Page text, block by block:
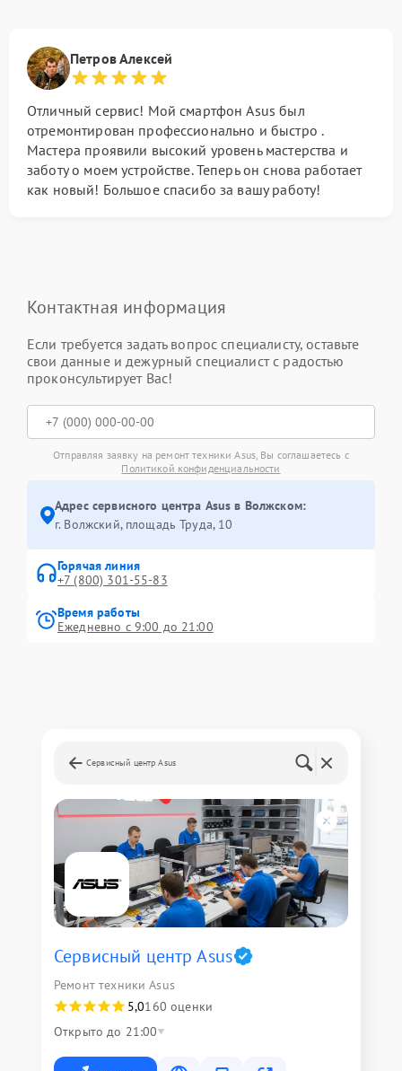
Петров Алексей
Отличный сервис! Мой смартфон Asus был
отремонтирован профессионально и быстро .
Мастера проявили высокий уровень мастерства и
заботу о моем устройстве. Теперь он снова работает
как новый! Большое спасибо за вашу работу!
Контактная информация
Если требуется задать вопрос специалисту, оставьте
свои данные и дежурный специалист с радостью
проконсультирует Вас!
Отправляя заявку на ремонт техники Asus, Вы соглашаетесь с
Политикой конфиденциальности
Адрес сервисного центра Asus в Волжском:
г. Волжский, площадь Труда, 10
Горячая линия
+7 (800) 301-55-83
Время работы
Ежедневно с 9:00 до 21:00
Сервисный центр Asus
Сервисный центр Asus
Ремонт техники Asus
5,0160 оценки
Открыто до 21:00